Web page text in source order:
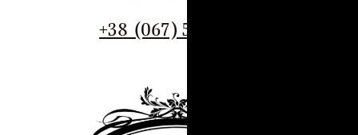
+38 (067) 502 29 33